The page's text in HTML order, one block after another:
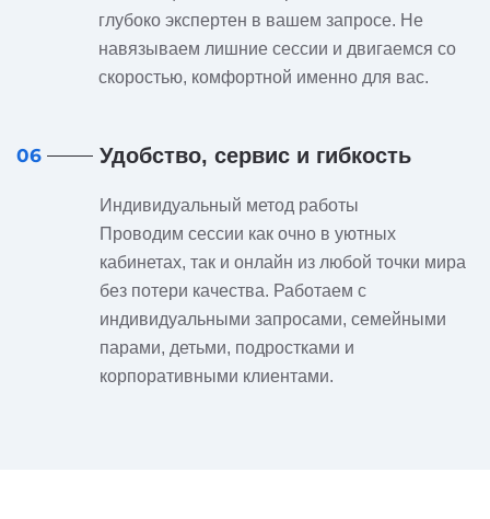
глубоко экспертен в вашем запросе. Не
навязываем лишние сессии и двигаемся со
скоростью, комфортной именно для вас.
06 Удобство, сервис и гибкость
Индивидуальный метод работы
Проводим сессии как очно в уютных
кабинетах, так и онлайн из любой точки мира
без потери качества. Работаем с
индивидуальными запросами, семейными
парами, детьми, подростками и
корпоративными клиентами.